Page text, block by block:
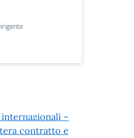
internazionali –
contratto e